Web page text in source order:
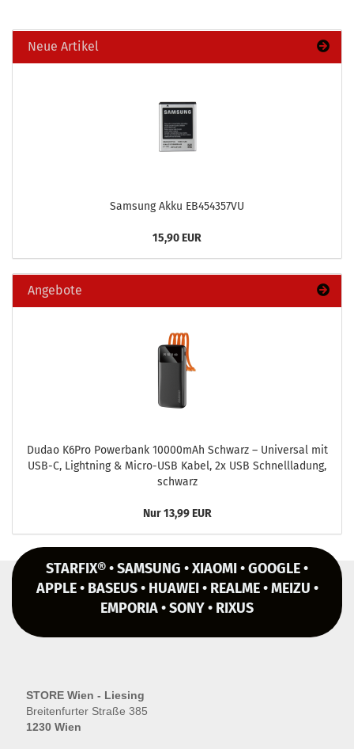
Neue Artikel
Sam­sung Akku EB454357VU
15,90 EUR
Angebote
Dudao K6Pro Power­bank 10000mAh Schwarz – Uni­ver­sal mit
USB-C, Light­ning & Micro-​USB Kabel, 2x USB Schnell­la­dung,
schwarz
Nur 13,99 EUR
STARFIX® • SAMSUNG • XIAOMI • GOOGLE •
APPLE • BASEUS • HUAWEI • REALME • MEIZU •
EMPORIA • SONY • RIXUS
STORE Wien - Liesing
Breitenfurter Straße 385
1230 Wien